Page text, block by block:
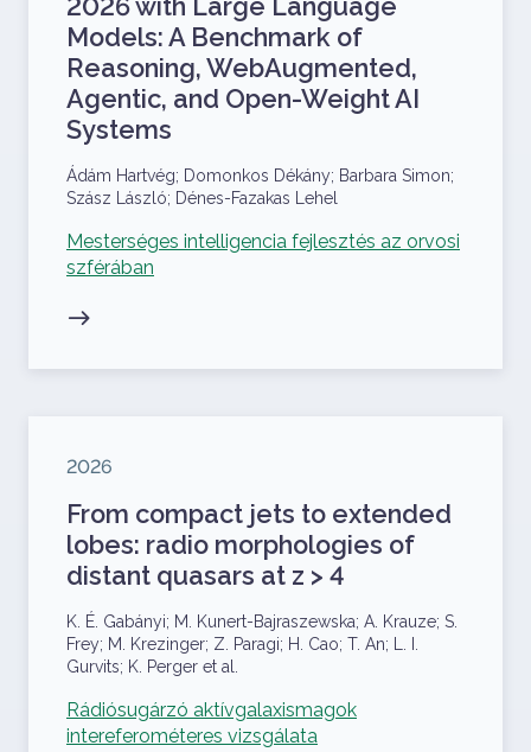
2026 with Large Language
Models: A Benchmark of
Reasoning, WebAugmented,
Agentic, and Open-Weight AI
Systems
Szerzők
Ádám Hartvég; Domonkos Dékány; Barbara Simon;
Szász László; Dénes-Fazakas Lehel
Kapcsolódó projekt
Mesterséges intelligencia fejlesztés az orvosi
szférában
Megjelenés éve
2026
From compact jets to extended
lobes: radio morphologies of
distant quasars at z > 4
Szerzők
K. É. Gabányi; M. Kunert-Bajraszewska; A. Krauze; S.
Frey; M. Krezinger; Z. Paragi; H. Cao; T. An; L. I.
Gurvits; K. Perger et al.
Kapcsolódó projekt
Rádiósugárzó aktívgalaxismagok
intereferométeres vizsgálata